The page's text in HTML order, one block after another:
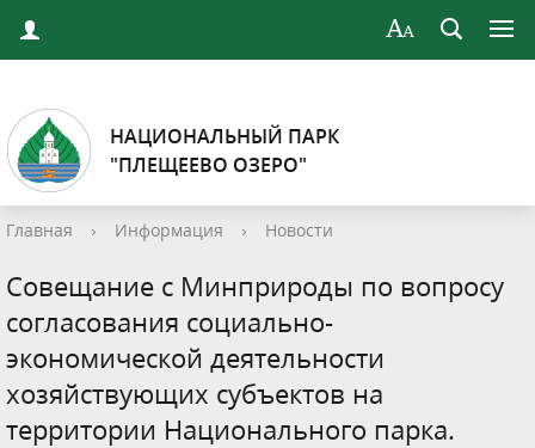
НАЦИОНАЛЬНЫЙ ПАРК
"ПЛЕЩЕЕВО ОЗЕРО"
Главная › Информация › Новости
Совещание с Минприроды по вопросу
согласования социально-
экономической деятельности
хозяйствующих субъектов на
территории Национального парка.